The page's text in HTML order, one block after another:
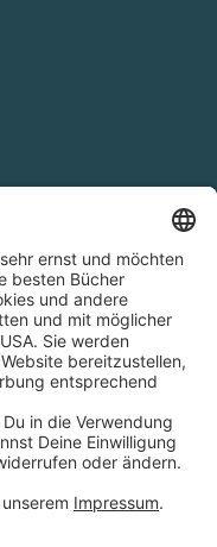
innerhalb
Deutschlands